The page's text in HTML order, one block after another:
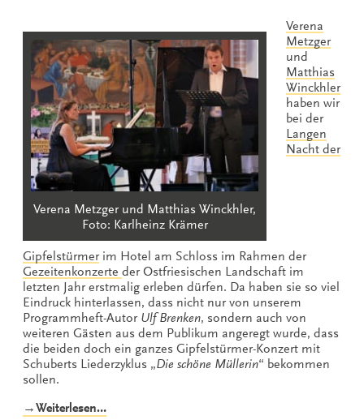
Verena Metzger und Matthias Winckhler,
Foto: Karlheinz Krämer
Verena
Metzger
und
Matthias
Winckhler
haben wir
bei der
Langen
Nacht der
Gipfelstürmerim Hotel am Schloss im Rahmen der
Gezeitenkonzerte der Ostfriesischen Landschaft im
letzten Jahr erstmalig erleben dürfen. Da haben sie so viel
Eindruck hinterlassen, dass nicht nur von unserem
Programmheft-Autor Ulf Brenken, sondern auch von
weiteren Gästen aus dem Publikum angeregt wurde, dass
die beiden doch ein ganzes Gipfelstürmer-Konzert mit
Schuberts Liederzyklus „Die schöne Müllerin“ bekommen
sollen.
→Weiterlesen…„Die